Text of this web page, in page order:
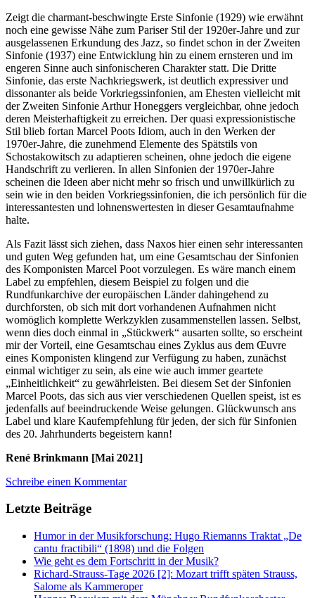
Zeigt die charmant-beschwingte Erste Sinfonie (1929) wie erwähnt
noch eine gewisse Nähe zum Pariser Stil der 1920er-Jahre und zur
ausgelassenen Erkundung des Jazz, so findet schon in der Zweiten
Sinfonie (1937) eine Entwicklung hin zu einem ernsteren und im
engeren Sinne auch sinfonischeren Charakter statt. Die Dritte
Sinfonie, das erste Nachkriegswerk, ist deutlich expressiver und
dissonanter als beide Vorkriegssinfonien, am Ehesten vielleicht mit
der Zweiten Sinfonie Arthur Honeggers vergleichbar, ohne jedoch
deren Meisterhaftigkeit zu erreichen. Der quasi expressionistische
Stil blieb fortan Marcel Poots Idiom, auch in den Werken der
1970er-Jahre, die zunehmend Elemente des Spätstils von
Schostakowitsch zu adaptieren scheinen, ohne jedoch die eigene
Handschrift zu verlieren. In allen Sinfonien der 1970er-Jahre
scheinen die Ideen aber nicht mehr so frisch und unwillkürlich zu
sein wie in den beiden Vorkriegssinfonien, die ich persönlich für die
interessantesten und lohnenswertesten in dieser Gesamtaufnahme
halte.
Als Fazit lässt sich ziehen, dass Naxos hier einen sehr interessanten
und guten Weg gefunden hat, um eine Gesamtschau der Sinfonien
des Komponisten Marcel Poot vorzulegen. Es wäre manch einem
Label zu empfehlen, diesem Beispiel zu folgen und die
Rundfunkarchive der europäischen Länder dahingehend zu
durchforsten, ob sich mit dort vorhandenen Aufnahmen nicht
womöglich komplette Werkzyklen zusammenstellen lassen. Selbst,
wenn dies doch einmal in „Stückwerk“ ausarten sollte, so erscheint
mir der Vorteil, eine Gesamtschau eines Zyklus aus dem Œuvre
eines Komponisten klingend zur Verfügung zu haben, zunächst
einmal wichtiger zu sein, als eine wie auch immer geartete
„Einheitlichkeit“ zu gewährleisten. Bei diesem Set der Sinfonien
Marcel Poots, das sich aus vier verschiedenen Quellen speist, ist es
jedenfalls auf beeindruckende Weise gelungen. Glückwunsch ans
Label und klare Kaufempfehlung für jeden, der sich für Sinfonien
des 20. Jahrhunderts begeistern kann!
René Brinkmann [Mai 2021]
Schreibe einen Kommentar
Letzte Beiträge
Humor in der Musikforschung: Hugo Riemanns Traktat „De
cantu fractibili“ (1898) und die Folgen
Wie geht es dem Fortschritt in der Musik?
Richard-Strauss-Tage 2026 [2]: Mozart trifft späten Strauss,
Salome als Kammeroper